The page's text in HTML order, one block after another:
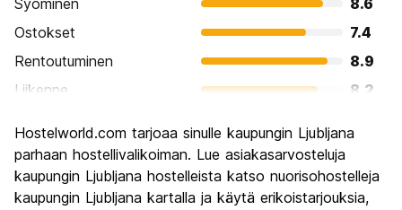
Syominen
8.6
Ostokset
7.4
Rentoutuminen
8.9
Liikenne
8.2
Kulttuuri
Yöelämä
7.7
Rahanarvoinen
8.4
Hostelworld.com tarjoaa sinulle kaupungin Ljubljana
parhaan hostellivalikoiman. Lue asiakasarvosteluja
kaupungin Ljubljana hostelleista katso nuorisohostelleja
kaupungin Ljubljana kartalla ja käytä erikoistarjouksia,